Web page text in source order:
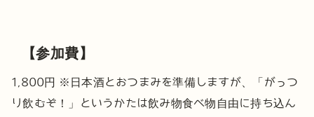
【参加費】
1,800円
※日本酒とおつまみを準備しますが、「がっつ
り飲むぞ！」というかたは飲み物食べ物自由に持ち込ん